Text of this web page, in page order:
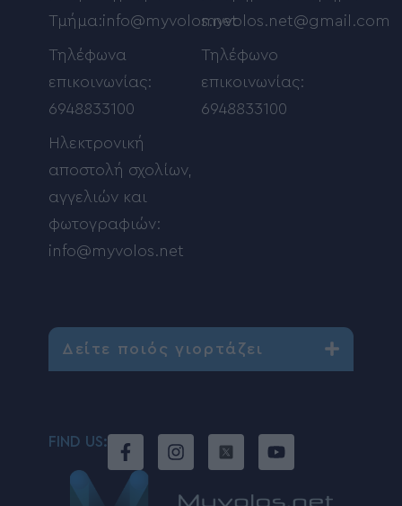
Τμήμα:info@myvolos.net
Τηλέφωνα
επικοινωνίας:
6948833100
Ηλεκτρονική
αποστολή σχολίων,
αγγελιών και
φωτογραφιών:
info@myvolos.net
myvolos.net@gmail.com
Τηλέφωνο
επικοινωνίας:
6948833100
Δείτε ποιός γιορτάζει
FIND US: